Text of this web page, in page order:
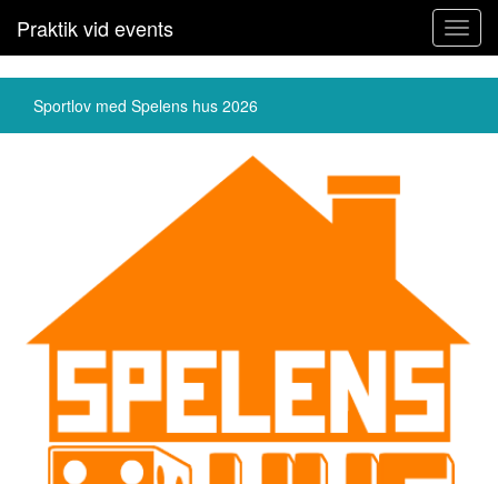
Praktik vid events
Sportlov med Spelens hus 2026